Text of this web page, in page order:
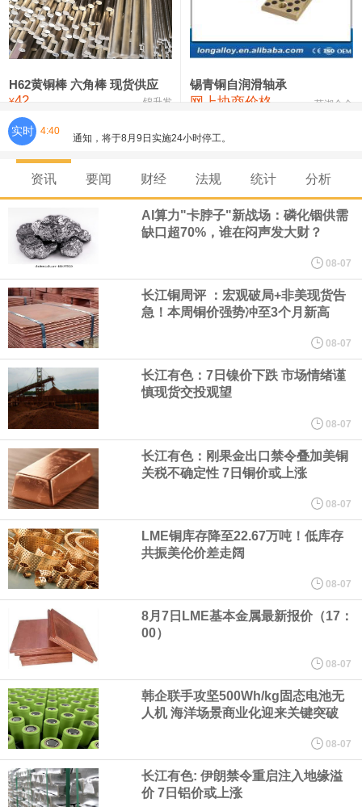
铸造铝合金锭(ZLD104) 24,300—24,500 24,400
压铸锌合金锭 26,500—26,700
氯化镍 38,300—40,300 39,300 0
H62黄铜棒 六角棒 现货供应
¥42 锦升发
锡青铜自润滑轴承
网上协商价格 芜湖合金
实时 4:40 8月7日，宇树科技董事长王兴兴网上路演时表示，报告期内，公司
研发费用金额分别为4,995.18万元、7,001.70万元、14,496.56万
元，最近3年复合增长率达70.36%，呈快速增长趋势，并形成多项
核心技术和知识产权。截至2026年1月31日，公司拥有262项专利权
（含境内发明专利20项）。
纽约期银日内涨4%，现报64.08美元/盎司。
宇树科技董事长、总经理兼首席技术官王兴兴在网上路演时表示，
经过多年研发创新和技术积累，公司逐步形成了包括一体化关节集
成技术、高紧凑度机器人身体集成技术、机器人激光雷达全自研核
心技术等多项已商业化应用的核心技术并已应用于公司的高性能通
用人形机器人、四足机器人等产品。
美国总统特朗普6日否认他对国防部长赫格塞思不满，称对赫格塞思
所做的工作“非常满意”。特朗普在社交媒体上发帖称，一些媒体有关
他与赫格塞思就弹药短缺问题发生冲突的报道是“完全没有根据的谣
言”，他对赫格塞思所做的工作“非常满意”。
纽约期银突破64美元/盎司，日内涨3.91%。
据报道，威刚近日在法说会上表示，在需求增加、价格走高及货源
资讯 要闻 财经 法规 统计 分析
AI算力"卡脖子"新战场：磷化铟供需
缺口超70%，谁在闷声发大财？
08-07
长江铜周评 ：宏观破局+非美现货告
急！本周铜价强势冲至3个月新高
08-07
长江有色：7日镍价下跌 市场情绪谨
慎现货交投观望
08-07
长江有色：刚果金出口禁令叠加美铜
关税不确定性 7日铜价或上涨
08-07
LME铜库存降至22.67万吨！低库存
共振美伦价差走阔
08-07
8月7日LME基本金属最新报价（17：
00）
08-07
韩企联手攻坚500Wh/kg固态电池无
人机 海洋场景商业化迎来关键突破
08-07
长江有色: 伊朗禁令重启注入地缘溢
价 7日铝价或上涨